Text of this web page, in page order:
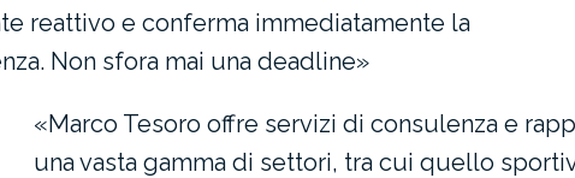
reattivo e conferma immediatamente la
Non sfora mai una deadline»
«Marco Tesoro offre servizi di consulenza e
una vasta gamma di settori, tra cui quello